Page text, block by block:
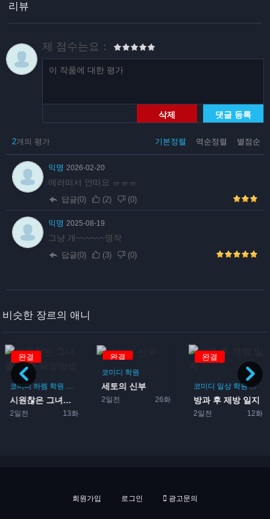
리뷰
제 점수는요：
삭제 댓글 등록
기본정렬 역순정렬 별점순
2개의 평가
익명 2026-02-20
에러떠서 안떠요 ㅠㅠㅠ
답글(0) (2) (0)
익명 2025-08-19
그냥 개~~~~~~명작
답글(0) (3) (0)
비슷한 장르의 애니
임
완결
코미디 하렘 학원 로맨스 게임
시원찮은 그녀를 위한 육성방...
2일전 13화
완결
코미디 학원
세토의 신부
2일전 26화
완결
코미디 일상 학원 드라
방과 후 제방 일지
2일전 12화
회원가입 로그인 광고문의